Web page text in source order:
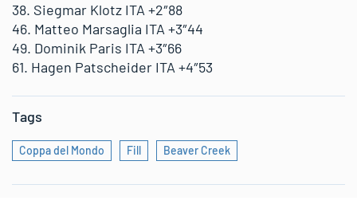
38. Siegmar Klotz ITA +2″88
46. Matteo Marsaglia ITA +3″44
49. Dominik Paris ITA +3″66
61. Hagen Patscheider ITA +4″53
Tags
Coppa del Mondo Fill Beaver Creek